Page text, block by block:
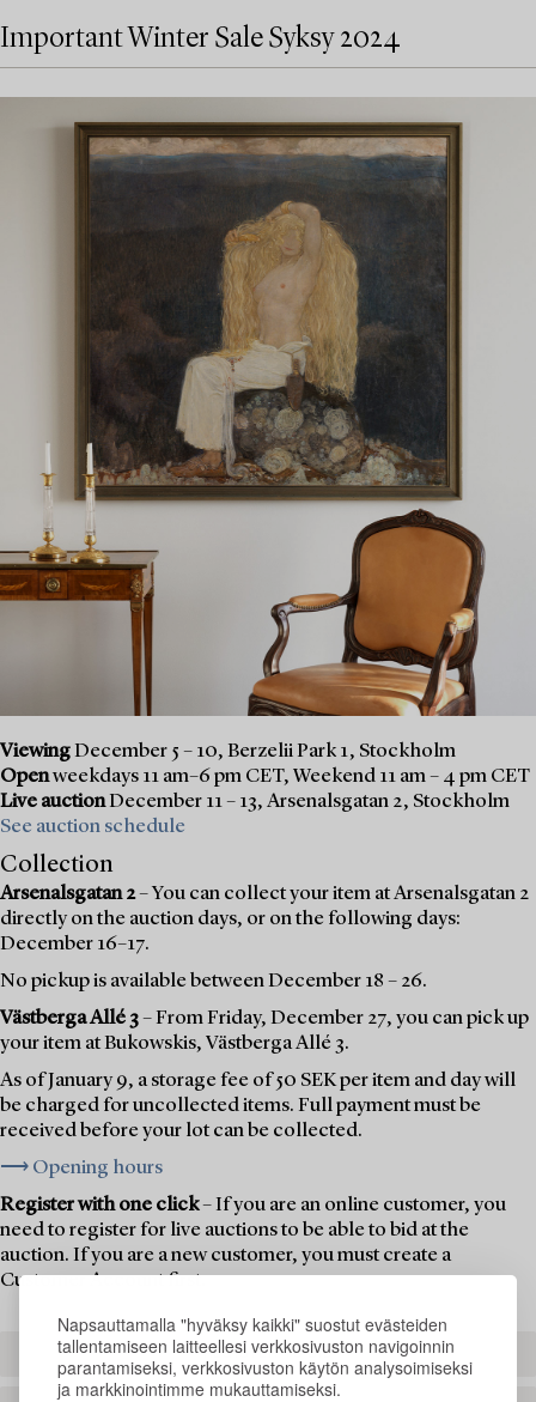
Napsauttamalla "hyväksy kaikki" suostut evästeiden
tallentamiseen laitteellesi verkkosivuston navigoinnin
parantamiseksi, verkkosivuston käytön analysoimiseksi
ja markkinointimme mukauttamiseksi.
Important Winter Sale Syksy 2024
ViewingDecember 5 – 10, Berzelii Park 1, Stockholm
Openweekdays 11 am–6 pm CET, Weekend 11 am – 4 pm CET
Live auctionDecember 11 – 13, Arsenalsgatan 2, Stockholm
See auction schedule
Collection
Arsenalsgatan 2– You can collect your item at Arsenalsgatan 2
directly on the auction days, or on the following days:
December 16–17.
No pickup is available between December 18 – 26.
Västberga Allé 3– From Friday, December 27, you can pick up
your item at Bukowskis, Västberga Allé 3.
As of January 9, a storage fee of 50 SEK per item and day will
be charged for uncollected items. Full payment must be
received before your lot can be collected.
⟶ Opening hours
Register with one click– If you are an online customer, you
need to register for live auctions to be able to bid at the
auction. If you are a new customer, you must create a
Customer Account first.
REGISTER TO BID